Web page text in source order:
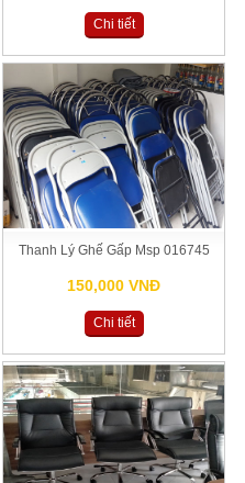
Chi tiết
Thanh Lý Ghế Gấp Msp 016745
150,000 VNĐ
Chi tiết